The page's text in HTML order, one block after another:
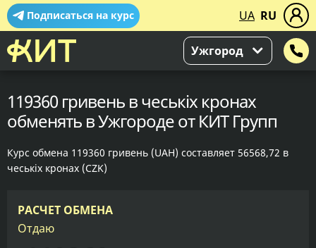
Подписаться на курс UA RU
Ужгород
119360 гривень в чеськіх кронах
обменять в Ужгороде от КИТ Групп
Курс обмена 119360 гривень (UAH) составляет 56568,72 в
чеськіх кронах (CZK)
РАСЧЕТ ОБМЕНА
Отдаю